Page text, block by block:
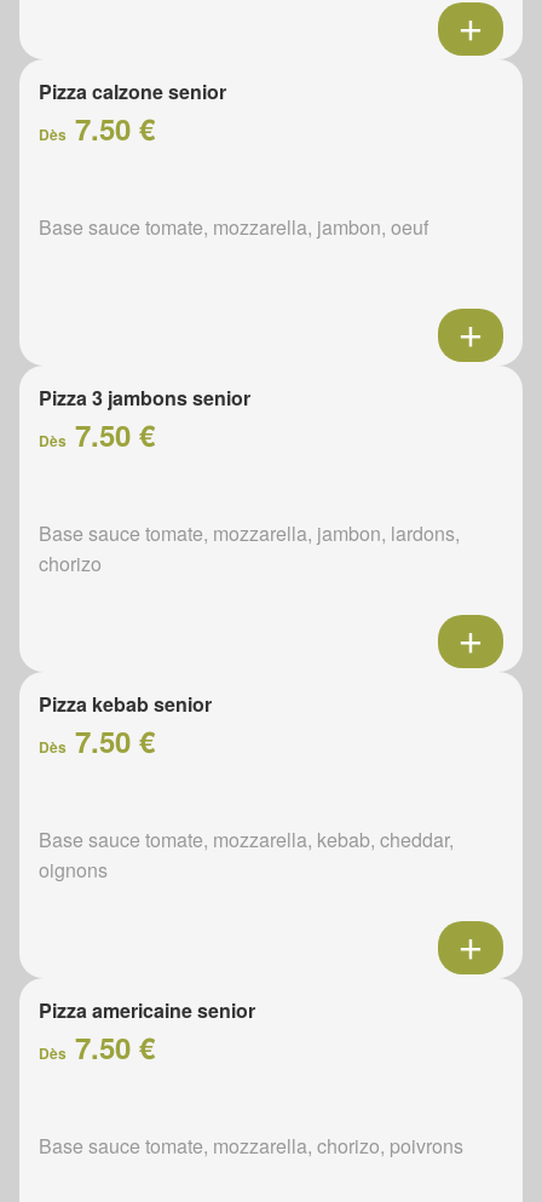
Pizza calzone senior
Dès 7.50 €
Base sauce tomate, mozzarella, jambon, oeuf
Pizza 3 jambons senior
Dès 7.50 €
Base sauce tomate, mozzarella, jambon, lardons,
chorizo
Pizza kebab senior
Dès 7.50 €
Base sauce tomate, mozzarella, kebab, cheddar,
oignons
Pizza americaine senior
Dès 7.50 €
Base sauce tomate, mozzarella, chorizo, poivrons